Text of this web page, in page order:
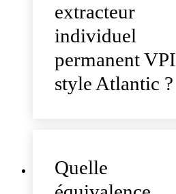
extracteur
individuel
permanent VPI
style Atlantic ?
Quelle